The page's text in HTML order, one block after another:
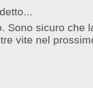
Sono sicuro che
vite nel